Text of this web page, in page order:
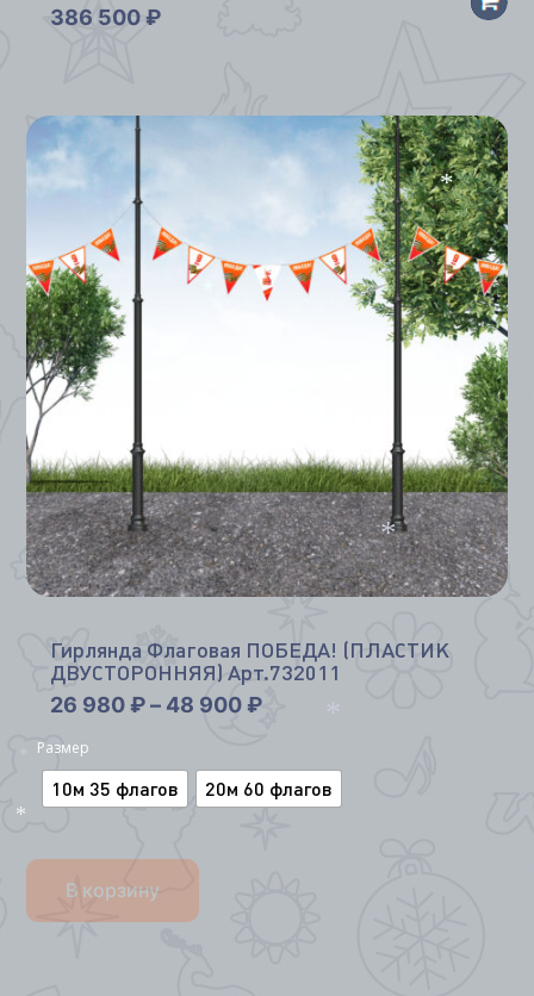
386 500₽
Гирлянда Флаговая ПОБЕДА! (ПЛАСТИК
ДВУСТОРОННЯЯ) Арт.732011
26 980 ₽– 48 900 ₽
Размер
10м 35 флагов 20м 60 флагов
В корзину
*
*